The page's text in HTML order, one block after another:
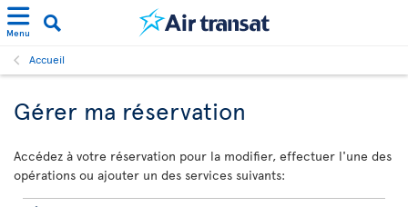
Menu
Accueil
Gérer ma réservation
Accédez à votre réservation pour la modifier, effectuer l'une des
opérations ou ajouter un des services suivants: